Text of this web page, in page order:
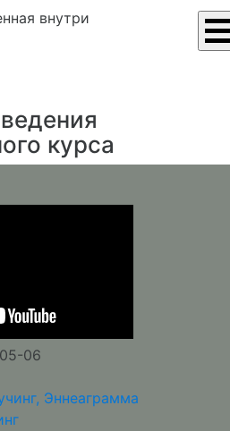
внутри
курса
06
Эннеаграмма